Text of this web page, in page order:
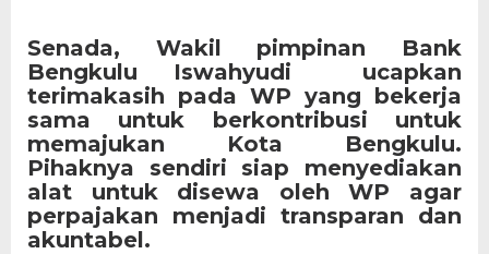
Senada, Wakil pimpinan Bank
Bengkulu Iswahyudi ucapkan
terimakasih pada WP yang bekerja
sama untuk berkontribusi untuk
memajukan Kota Bengkulu.
Pihaknya sendiri siap menyediakan
alat untuk disewa oleh WP agar
perpajakan menjadi transparan dan
akuntabel.